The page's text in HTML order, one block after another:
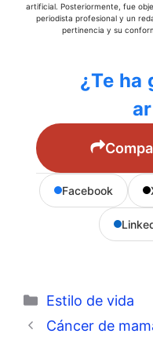
artificial. Posteriormente, fue
periodista profesional y un
pertinencia y su
¿Te ha
Facebook
Categorías
Estilo de vida
Cáncer de